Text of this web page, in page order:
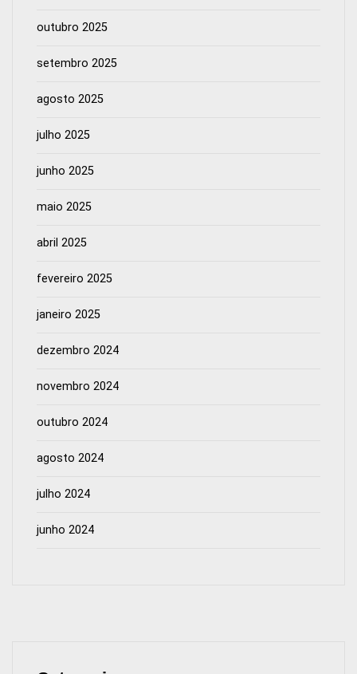
outubro 2025
setembro 2025
agosto 2025
julho 2025
junho 2025
maio 2025
abril 2025
fevereiro 2025
janeiro 2025
dezembro 2024
novembro 2024
outubro 2024
agosto 2024
julho 2024
junho 2024